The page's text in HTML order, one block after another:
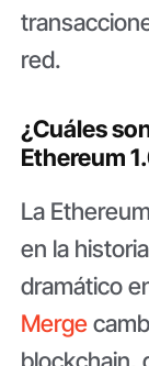
red.
¿Cuáles
Ethereum
La
en la
dramático
Merge